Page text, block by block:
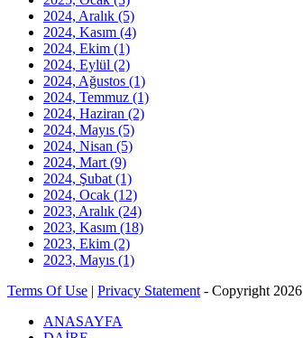
2024, Aralık (5)
2024, Kasım (4)
2024, Ekim (1)
2024, Eylül (2)
2024, Ağustos (1)
2024, Temmuz (1)
2024, Haziran (2)
2024, Mayıs (5)
2024, Nisan (5)
2024, Mart (9)
2024, Şubat (1)
2024, Ocak (12)
2023, Aralık (24)
2023, Kasım (18)
2023, Ekim (2)
2023, Mayıs (1)
Terms Of Use | Privacy Statement - Copyright 2026
ANASAYFA